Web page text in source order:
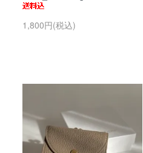
1,800円(税込)